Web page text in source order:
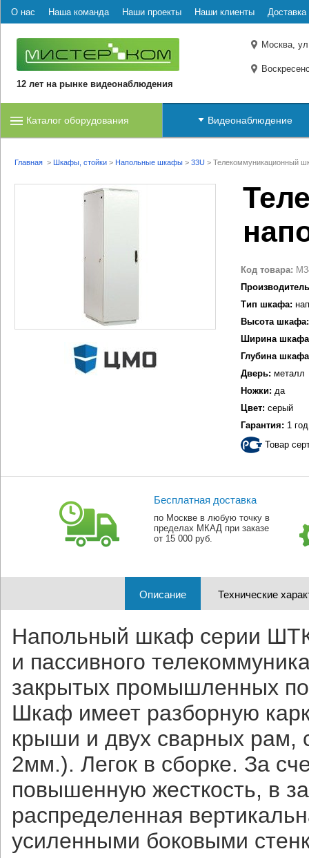
О нас Наша команда Наши проекты Наши клиенты Доставка
12 лет на рынке видеонаблюдения
Москва,
Каталог оборудования Видеонаблюдение
Главная > Шкафы, стойки > Напольные шкафы > 33U > Телекоммуникационный
Код товара:
Тип шкафа:
Высота шкафа:
Ширина
Глубина
Дверь: металл
Ножки: да
Цвет: серый
Гарантия: 1 год
Товар
Бесплатная доставка
по Москве в любую точку в
пределах МКАД при заказе
от 15 000 руб.
Описание Технические
Напольный шкаф серии
и пассивного
закрытых промышленных
Шкаф имеет разборную
крыши и двух сварных рам,
2мм.). Легок в сборке. За
повышенную жесткость, в
распределенная
усиленными боковыми